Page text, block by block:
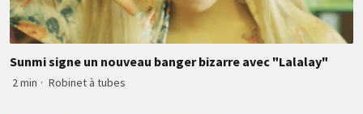
Sunmi signe un nouveau banger bizarre avec "Lalalay"
2 min · Robinet à tubes